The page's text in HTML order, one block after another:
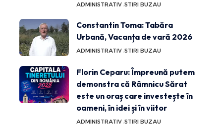
ADMINISTRATIV STIRI BUZAU
Constantin Toma: Tabăra
Urbană, Vacanța de vară 2026
ADMINISTRATIV STIRI BUZAU
Florin Ceparu: Împreună putem
demonstra că Râmnicu Sărat
este un oraș care investește în
oameni, în idei și în viitor
ADMINISTRATIV STIRI BUZAU